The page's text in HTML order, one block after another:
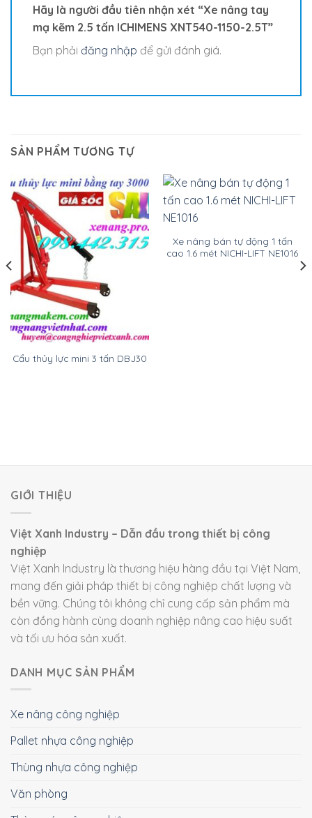
Hãy là người đầu tiên nhận xét “Xe nâng tay
mạ kẽm 2.5 tấn ICHIMENS XNT540-1150-2.5T”
Bạn phải đăng nhập để gửi đánh giá.
SẢN PHẨM TƯƠNG TỰ
Cẩu thủy lực mini 3 tấn DBJ30
Xe nâng bán tự động 1 tấn
cao 1.6 mét NICHI-LIFT NE1016
GIỚI THIỆU
Việt Xanh Industry – Dẫn đầu trong thiết bị công
nghiệp
Việt Xanh Industry là thương hiệu hàng đầu tại Việt Nam,
mang đến giải pháp thiết bị công nghiệp chất lượng và
bền vững. Chúng tôi không chỉ cung cấp sản phẩm mà
còn đồng hành cùng doanh nghiệp nâng cao hiệu suất
và tối ưu hóa sản xuất.
DANH MỤC SẢN PHẨM
Xe nâng công nghiệp
Pallet nhựa công nghiệp
Thùng nhựa công nghiệp
Văn phòng